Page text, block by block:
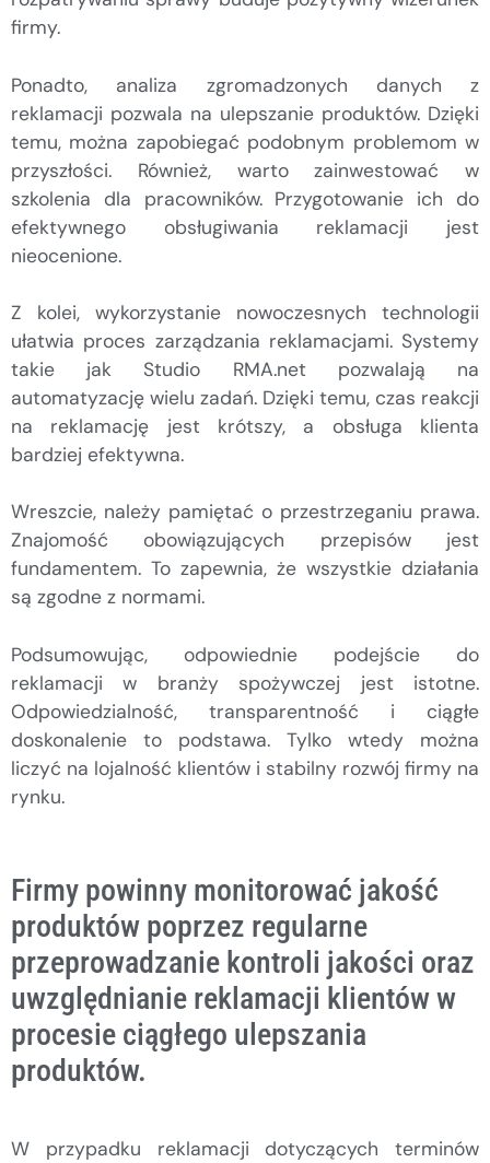
firmy.
Ponadto, analiza zgromadzonych danych z
reklamacji pozwala na ulepszanie produktów. Dzięki
temu, można zapobiegać podobnym problemom w
przyszłości. Również, warto zainwestować w
szkolenia dla pracowników. Przygotowanie ich do
efektywnego obsługiwania reklamacji jest
nieocenione.
Z kolei, wykorzystanie nowoczesnych technologii
ułatwia proces zarządzania reklamacjami. Systemy
takie jak Studio RMA.net pozwalają na
automatyzację wielu zadań. Dzięki temu, czas reakcji
na reklamację jest krótszy, a obsługa klienta
bardziej efektywna.
Wreszcie, należy pamiętać o przestrzeganiu prawa.
Znajomość obowiązujących przepisów jest
fundamentem. To zapewnia, że wszystkie działania
są zgodne z normami.
Podsumowując, odpowiednie podejście do
reklamacji w branży spożywczej jest istotne.
Odpowiedzialność, transparentność i ciągłe
doskonalenie to podstawa. Tylko wtedy można
liczyć na lojalność klientów i stabilny rozwój firmy na
rynku.
Firmy powinny monitorować jakość
produktów poprzez regularne
przeprowadzanie kontroli jakości oraz
uwzględnianie reklamacji klientów w
procesie ciągłego ulepszania
produktów.
W przypadku reklamacji dotyczących terminów